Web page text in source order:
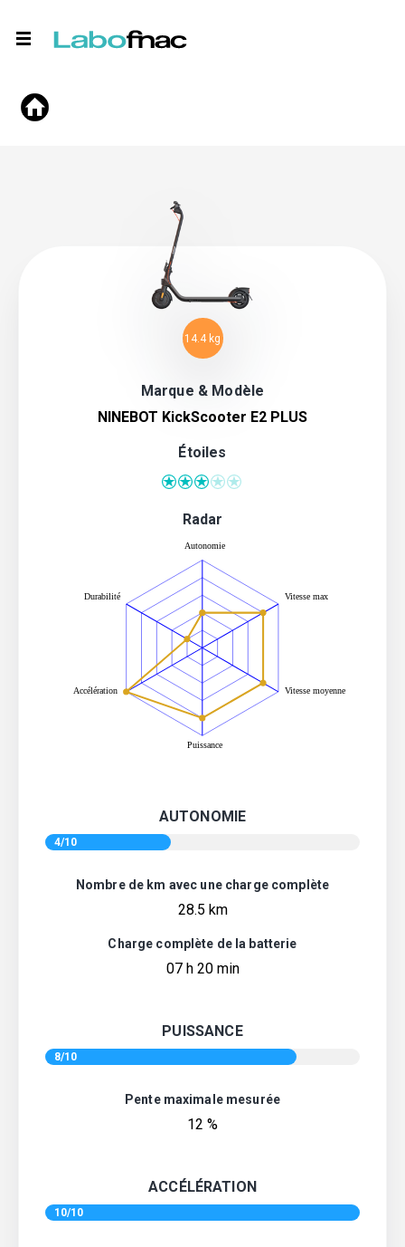
Marque & Modèle
14.4 kg
NINEBOT KickScooter E2 PLUS
Étoiles
Radar
AUTONOMIE
4/10
Nombre de km avec une charge complète
28.5 km
Charge complète de la batterie
07 h 20 min
PUISSANCE
8/10
Pente maximale mesurée
12 %
ACCÉLÉRATION
10/10